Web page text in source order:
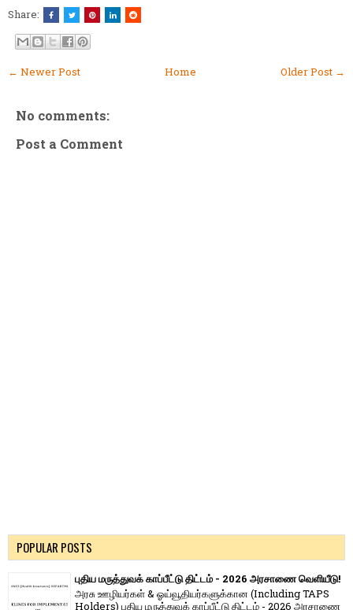
Share:
← Newer Post Older Post →
Home
No comments:
Post a Comment
POPULAR POSTS
புதிய மருத்துவக் காப்பீட்டு திட்டம் - 2026 அரசாணை வெளியீடு!
அரசு ஊழியர்கள் & ஓய்வூதியர்களுக்கான (Including TAPS
Holders) புதிய மருத்துவக் காப்பீட்டு திட்டம் - 2026 அரசாணை